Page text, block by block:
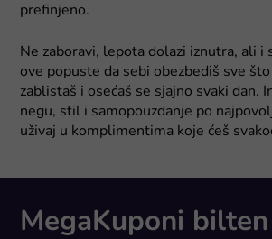
prefinjeno.
Ne zaboravi, lepota dolazi iznutra, ali i
ove popuste da sebi obezbediš sve
zablistaš i osećaš se sjajno svaki dan.
negu, stil i samopouzdanje po
uživaj u komplimentima koje ćeš
MegaKuponi bilten